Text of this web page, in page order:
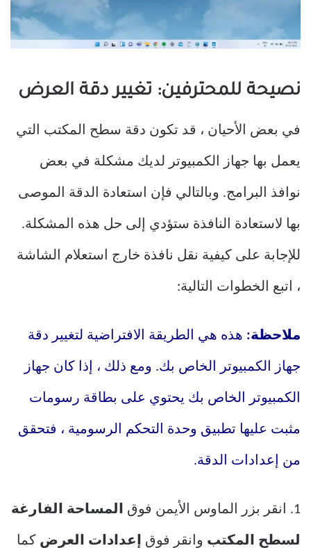
نصيحة للمحترفين: تغيير دقة العرض
في بعض الأحيان ، قد تكون دقة سطح المكتب التي
يعمل بها جهاز الكمبيوتر لديك مشكلة في بعض
نوافذ البرامج. وبالتالي فإن استعادة الدقة الموصى
بها لاستعادة النافذة ستؤدي إلى حل هذه المشكلة.
للإجابة على كيفية نقل نافذة خارج استعلام الشاشة
، اتبع الخطوات التالية:
ملاحظة: هذه هي الطريقة الافتراضية لتغيير دقة
جهاز الكمبيوتر الخاص بك. ومع ذلك ، إذا كان جهاز
الكمبيوتر الخاص بك يحتوي على بطاقة رسومات
مثبت عليها تطبيق وحدة التحكم الرسومية ، فتحقق
من إعدادات الدقة.
1. انقر بزر الماوس الأيمن فوق المساحة الفارغة
لسطح المكتب وانقر فوق إعدادات العرض كما